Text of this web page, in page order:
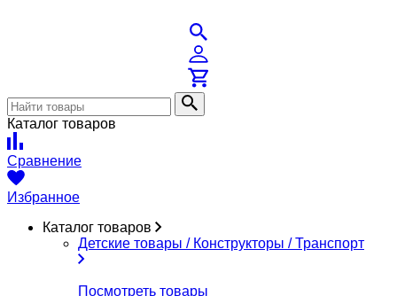
Каталог товаров
Сравнение
Избранное
Каталог товаров
Детские товары / Конструкторы / Транспорт
Посмотреть товары